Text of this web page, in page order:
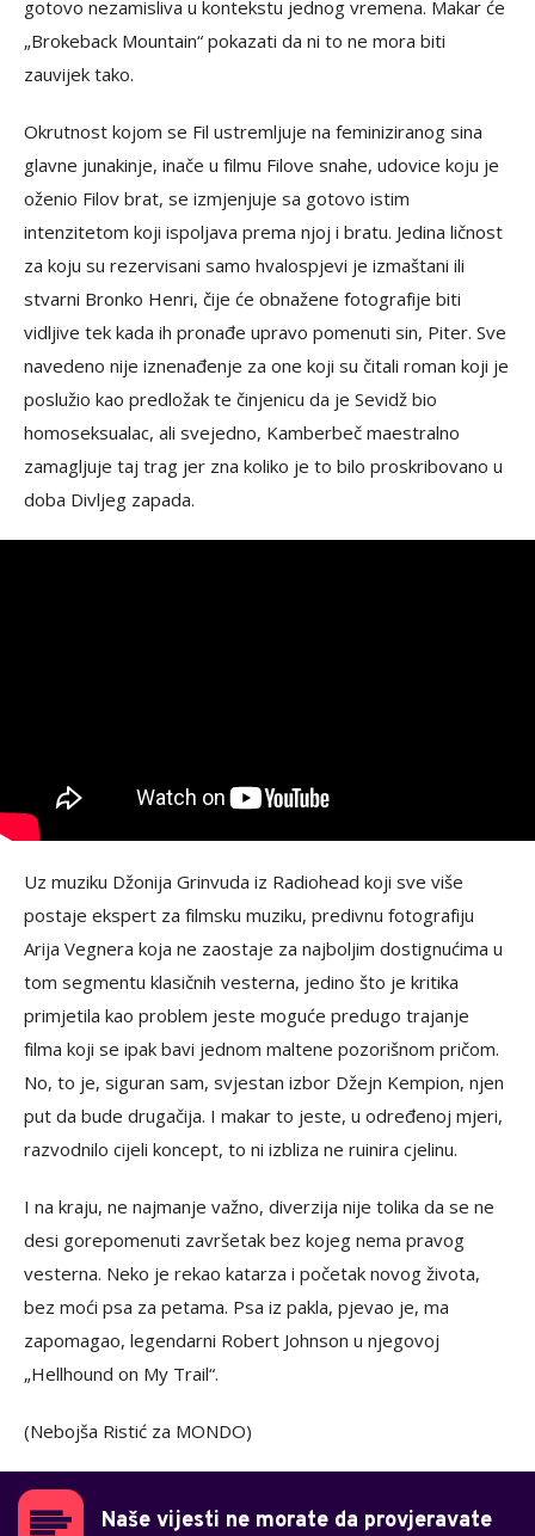
gotovo nezamisliva u kontekstu jednog vremena. Makar će
„Brokeback Mountain“ pokazati da ni to ne mora biti
zauvijek tako.
Okrutnost kojom se Fil ustremljuje na feminiziranog sina
glavne junakinje, inače u filmu Filove snahe, udovice koju je
oženio Filov brat, se izmjenjuje sa gotovo istim
intenzitetom koji ispoljava prema njoj i bratu. Jedina ličnost
za koju su rezervisani samo hvalospjevi je izmaštani ili
stvarni Bronko Henri, čije će obnažene fotografije biti
vidljive tek kada ih pronađe upravo pomenuti sin, Piter. Sve
navedeno nije iznenađenje za one koji su čitali roman koji je
poslužio kao predložak te činjenicu da je Sevidž bio
homoseksualac, ali svejedno, Kamberbeč maestralno
zamagljuje taj trag jer zna koliko je to bilo proskribovano u
doba Divljeg zapada.
Uz muziku Džonija Grinvuda iz Radiohead koji sve više
postaje ekspert za filmsku muziku, predivnu fotografiju
Arija Vegnera koja ne zaostaje za najboljim dostignućima u
tom segmentu klasičnih vesterna, jedino što je kritika
primjetila kao problem jeste moguće predugo trajanje
filma koji se ipak bavi jednom maltene pozorišnom pričom.
No, to je, siguran sam, svjestan izbor Džejn Kempion, njen
put da bude drugačija. I makar to jeste, u određenoj mjeri,
razvodnilo cijeli koncept, to ni izbliza ne ruinira cjelinu.
I na kraju, ne najmanje važno, diverzija nije tolika da se ne
desi gorepomenuti završetak bez kojeg nema pravog
vesterna. Neko je rekao katarza i početak novog života,
bez moći psa za petama. Psa iz pakla, pjevao je, ma
zapomagao, legendarni Robert Johnson u njegovoj
„Hellhound on My Trail“.
(Nebojša Ristić za MONDO)
Naše vijesti ne morate da provjeravate